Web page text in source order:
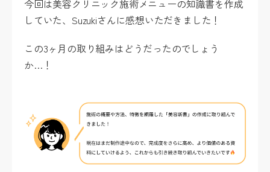
今回は美容クリニック施術メニューの知識書を作成
していた、Suzukiさんに感想いただきました！
この3ヶ月の取り組みはどうだったのでしょう
か…！